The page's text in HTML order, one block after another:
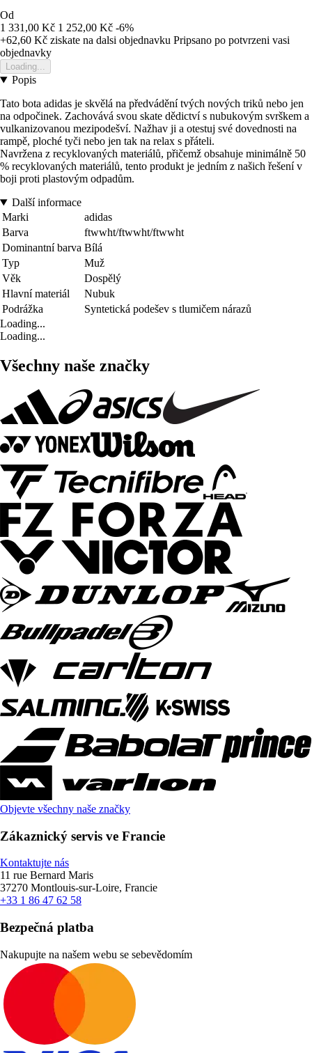
Od
1 331,00 Kč 1 252,00 Kč -6%
+62,60 Kč ziskate na dalsi objednavku Pripsano po potvrzeni vasi
objednavky
Loading...
Popis
Tato bota adidas je skvělá na předvádění tvých nových triků nebo jen
na odpočinek. Zachovává svou skate dědictví s nubukovým svrškem a
vulkanizovanou mezipodešví. Nažhav ji a otestuj své dovednosti na
rampě, ploché tyči nebo jen tak na relax s přáteli.
Navržena z recyklovaných materiálů, přičemž obsahuje minimálně 50
% recyklovaných materiálů, tento produkt je jedním z našich řešení v
boji proti plastovým odpadům.
Další informace
Marki
adidas
Barva
ftwwht/ftwwht/ftwwht
Dominantní barva Bílá
Typ
Muž
Věk
Dospělý
Hlavní materiál
Nubuk
Podrážka
Syntetická podešev s tlumičem nárazů
Loading...
Loading...
Všechny naše značky
Objevte všechny naše značky
Zákaznický servis ve Francie
Kontaktujte nás
11 rue Bernard Maris
37270 Montlouis-sur-Loire, Francie
+33 1 86 47 62 58
Bezpečná platba
Nakupujte na našem webu se sebevědomím